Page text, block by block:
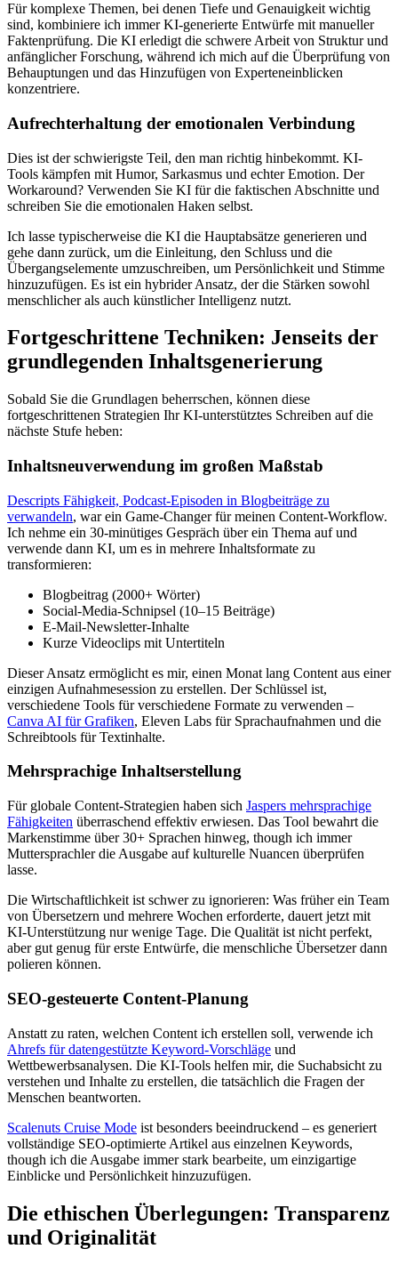
Für komplexe Themen, bei denen Tiefe und Genauigkeit wichtig
sind, kombiniere ich immer KI-generierte Entwürfe mit manueller
Faktenprüfung. Die KI erledigt die schwere Arbeit von Struktur und
anfänglicher Forschung, während ich mich auf die Überprüfung von
Behauptungen und das Hinzufügen von Experteneinblicken
konzentriere.
Aufrechterhaltung der emotionalen Verbindung
Dies ist der schwierigste Teil, den man richtig hinbekommt. KI-
Tools kämpfen mit Humor, Sarkasmus und echter Emotion. Der
Workaround? Verwenden Sie KI für die faktischen Abschnitte und
schreiben Sie die emotionalen Haken selbst.
Ich lasse typischerweise die KI die Hauptabsätze generieren und
gehe dann zurück, um die Einleitung, den Schluss und die
Übergangselemente umzuschreiben, um Persönlichkeit und Stimme
hinzuzufügen. Es ist ein hybrider Ansatz, der die Stärken sowohl
menschlicher als auch künstlicher Intelligenz nutzt.
Fortgeschrittene Techniken: Jenseits der
grundlegenden Inhaltsgenerierung
Sobald Sie die Grundlagen beherrschen, können diese
fortgeschrittenen Strategien Ihr KI-unterstütztes Schreiben auf die
nächste Stufe heben:
Inhaltsneuverwendung im großen Maßstab
Descripts Fähigkeit, Podcast-Episoden in Blogbeiträge zu
verwandeln, war ein Game-Changer für meinen Content-Workflow.
Ich nehme ein 30-minütiges Gespräch über ein Thema auf und
verwende dann KI, um es in mehrere Inhaltsformate zu
transformieren:
Blogbeitrag (2000+ Wörter)
Social-Media-Schnipsel (10–15 Beiträge)
E-Mail-Newsletter-Inhalte
Kurze Videoclips mit Untertiteln
Dieser Ansatz ermöglicht es mir, einen Monat lang Content aus einer
einzigen Aufnahmesession zu erstellen. Der Schlüssel ist,
verschiedene Tools für verschiedene Formate zu verwenden –
Canva AI für Grafiken, Eleven Labs für Sprachaufnahmen und die
Schreibtools für Textinhalte.
Mehrsprachige Inhaltserstellung
Für globale Content-Strategien haben sich Jaspers mehrsprachige
Fähigkeiten überraschend effektiv erwiesen. Das Tool bewahrt die
Markenstimme über 30+ Sprachen hinweg, though ich immer
Muttersprachler die Ausgabe auf kulturelle Nuancen überprüfen
lasse.
Die Wirtschaftlichkeit ist schwer zu ignorieren: Was früher ein Team
von Übersetzern und mehrere Wochen erforderte, dauert jetzt mit
KI-Unterstützung nur wenige Tage. Die Qualität ist nicht perfekt,
aber gut genug für erste Entwürfe, die menschliche Übersetzer dann
polieren können.
SEO-gesteuerte Content-Planung
Anstatt zu raten, welchen Content ich erstellen soll, verwende ich
Ahrefs für datengestützte Keyword-Vorschläge und
Wettbewerbsanalysen. Die KI-Tools helfen mir, die Suchabsicht zu
verstehen und Inhalte zu erstellen, die tatsächlich die Fragen der
Menschen beantworten.
Scalenuts Cruise Mode ist besonders beeindruckend – es generiert
vollständige SEO-optimierte Artikel aus einzelnen Keywords,
though ich die Ausgabe immer stark bearbeite, um einzigartige
Einblicke und Persönlichkeit hinzuzufügen.
Die ethischen Überlegungen: Transparenz
und Originalität